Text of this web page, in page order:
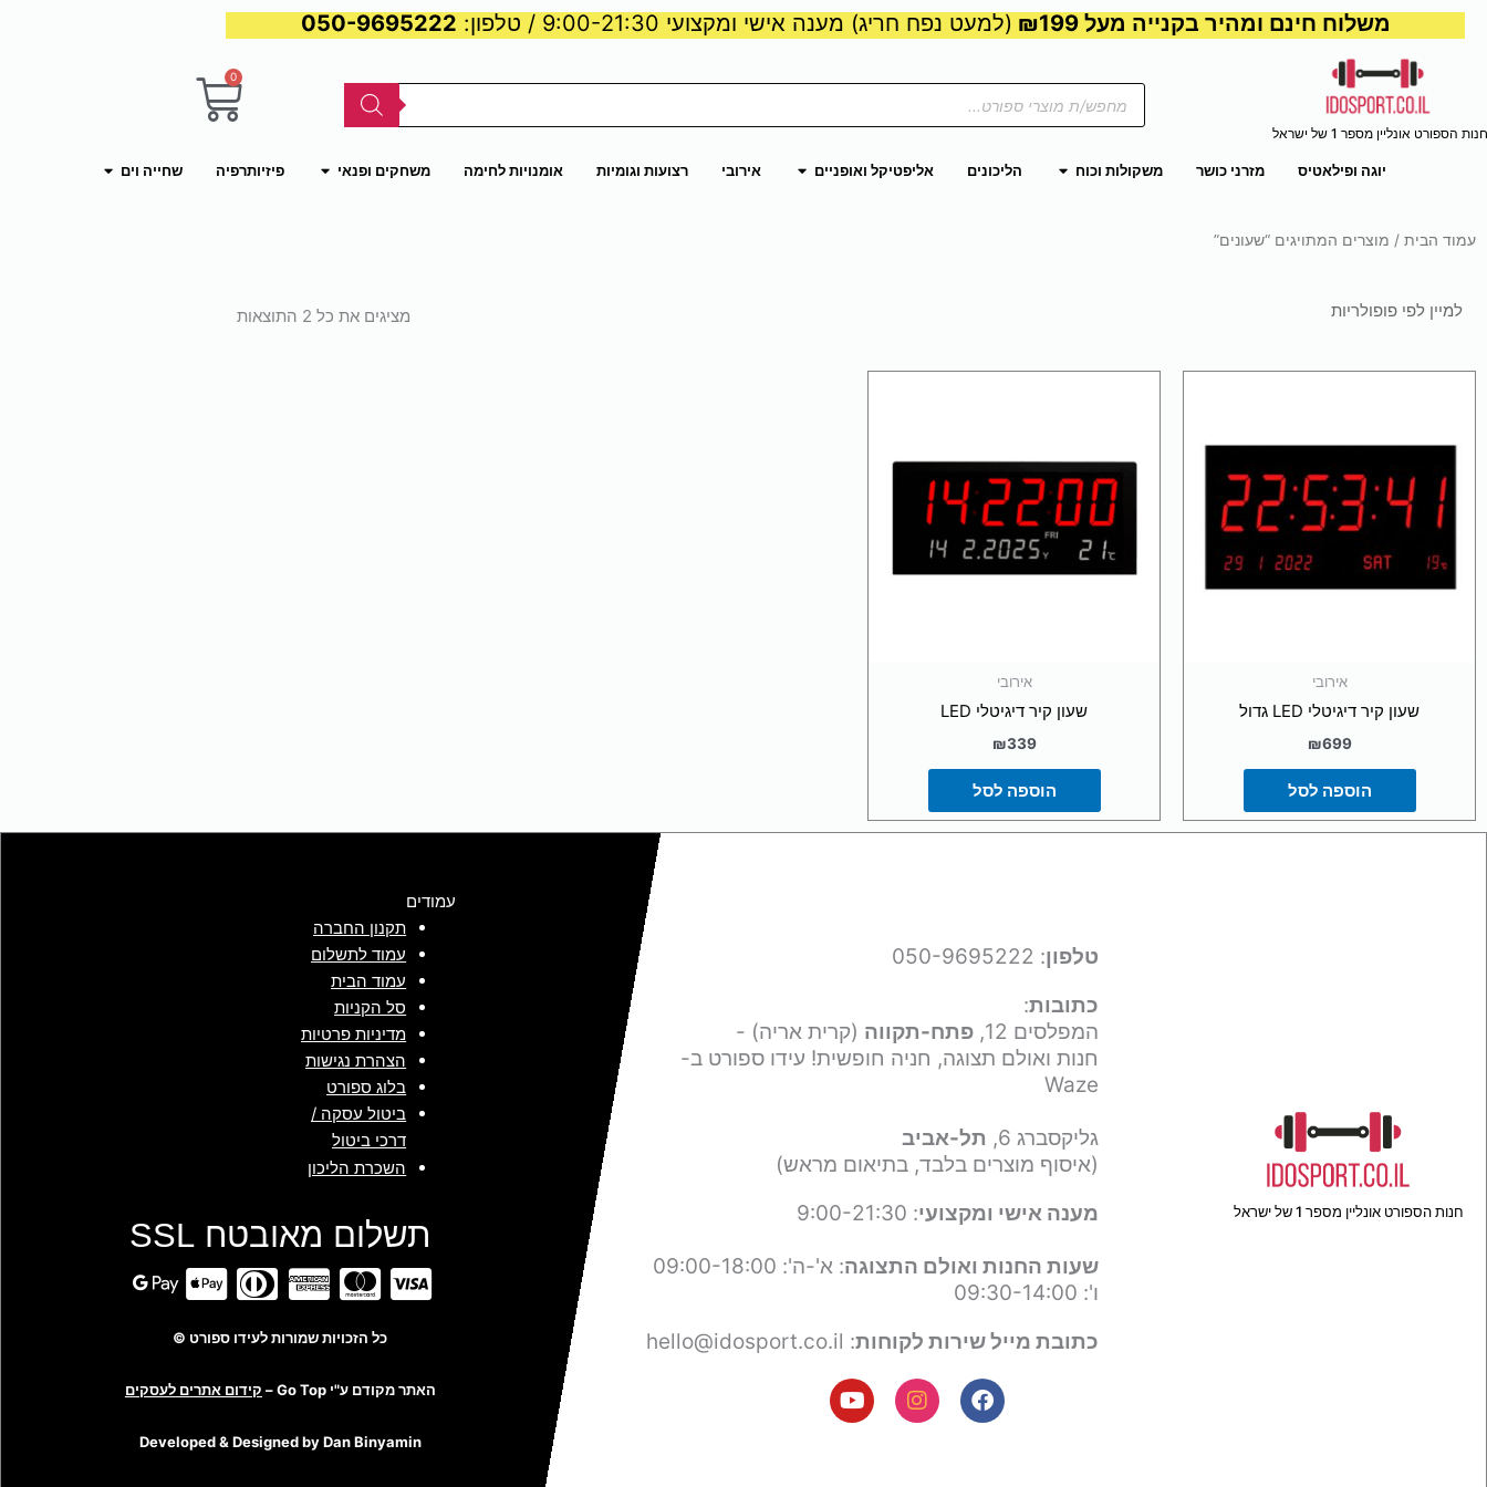
משלוח חינם ומהיר בקנייה מעל ₪199 (למעט נפח חריג) מענה אישי ומקצועי 9:00-21:30 / טלפון: 050-9695222
חנות הספורט אונליין מספר 1 של ישראל
Products
search
0
עגלת
יוגה ופילאטיס מזרני כושר משקולות וכוח פתח משקולות וכוח
הליכונים אליפטיקל ואופניים פתח אליפטיקל ואופניים
אירובי רצועות וגומיות אומנויות לחימה משחקים ופנאי פתח משחקים ופנאי
פיזיותרפיה שחייה וים פתח שחייה וים
עמוד הבית / מוצרים המתויגים “שעונים”
מציגים את כל ⁦2⁩ התוצאות לפי
אירובי
שעון קיר דיגיטלי LED גדול
₪699
הוספה לסל
אירובי
שעון קיר דיגיטלי LED
₪339
הוספה לסל
חנות הספורט אונליין מספר 1 של ישראל
טלפון: 050-9695222
כתובות:
המפלסים 12,
פתח-תקווה (קרית אריה) -
חנות ואולם תצוגה, חניה חופשית! עידו ספורט ב-
Waze
גליקסברג 6,
תל-אביב
(איסוף מוצרים בלבד, בתיאום מראש)
מענה אישי ומקצועי: 9:00-21:30
שעות החנות ואולם התצוגה: א'-ה': 09:00-18:00
ו': 09:30-14:00
כתובת מייל שירות לקוחות: hello@idosport.co.il
F
a
I
n
Y
o
עמודים
תקנון החברה
עמוד לתשלום
עמוד הבית
סל הקניות
מדיניות פרטיות
הצהרת נגישות
בלוג ספורט
ביטול עסקה /
דרכי ביטול
השכרת הליכון
תשלום מאובטח SSL
כל הזכויות שמורות לעידו ספורט ©
האתר מקודם ע"י Go Top – קידום אתרים לעסקים
Developed & Designed by Dan Binyamin